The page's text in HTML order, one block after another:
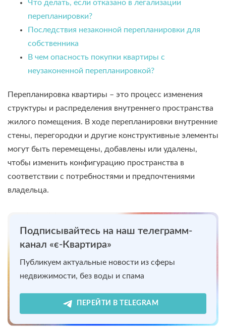
Что делать, если отказано в легализации
перепланировки?
Последствия незаконной перепланировки для
собственника
В чем опасность покупки квартиры с
неузаконенной перепланировкой?
Перепланировка квартиры – это процесс изменения
структуры и распределения внутреннего пространства
жилого помещения. В ходе перепланировки внутренние
стены, перегородки и другие конструктивные элементы
могут быть перемещены, добавлены или удалены,
чтобы изменить конфигурацию пространства в
соответствии с потребностями и предпочтениями
владельца.
Подписывайтесь на наш телеграмм-
канал «є-Квартира»
Публикуем актуальные новости из сферы
недвижимости, без воды и спама
ПЕРЕЙТИ В TELEGRAM